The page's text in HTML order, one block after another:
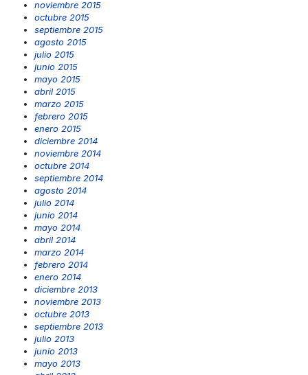
noviembre 2015
octubre 2015
septiembre 2015
agosto 2015
julio 2015
junio 2015
mayo 2015
abril 2015
marzo 2015
febrero 2015
enero 2015
diciembre 2014
noviembre 2014
octubre 2014
septiembre 2014
agosto 2014
julio 2014
junio 2014
mayo 2014
abril 2014
marzo 2014
febrero 2014
enero 2014
diciembre 2013
noviembre 2013
octubre 2013
septiembre 2013
julio 2013
junio 2013
mayo 2013